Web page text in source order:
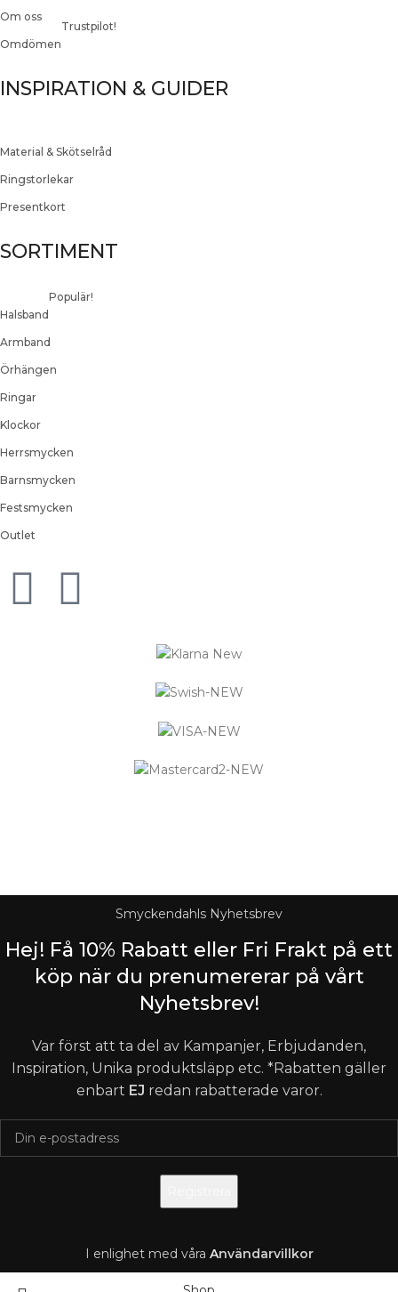
Om oss
Omdömen
Trustpilot!
INSPIRATION & GUIDER
Material & Skötselråd
Ringstorlekar
Presentkort
SORTIMENT
Halsband
Populär!
Armband
Örhängen
Ringar
Klockor
Herrsmycken
Barnsmycken
Festsmycken
Outlet
Smyckendahls Nyhetsbrev
Hej! Få 10% Rabatt eller Fri Frakt på ett
köp när du prenumererar på vårt
Nyhetsbrev!
Var först att ta del av Kampanjer, Erbjudanden,
Inspiration, Unika produktsläpp etc. *Rabatten gäller
enbart EJ redan rabatterade varor.
I enlighet med våra Användarvillkor